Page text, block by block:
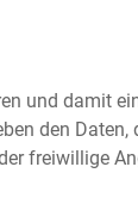
und damit
den
freiwillige